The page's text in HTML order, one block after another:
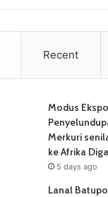
Recent
Modus
Merkuri
ke Afrika
5 days ago
Lanal